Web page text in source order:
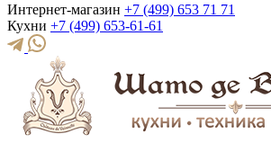
Интернет-магазин +7 (499) 653 71 71
Кухни +7 (499) 653-61-61